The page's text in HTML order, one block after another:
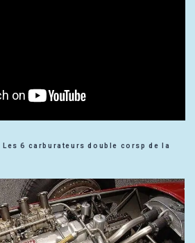
6 carburateurs double corsp de la